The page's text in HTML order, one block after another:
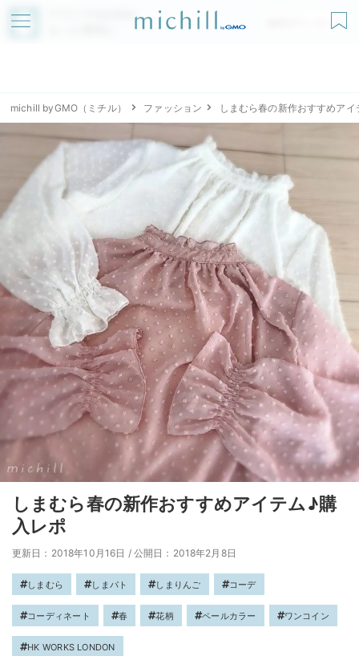
アプリでmichillが
無料ダウンロード
michill byGMO（ミチル） ファッション しまむら春の新作おすすめア
しまむら春の新作おすすめアイテム♪購
入レポ
更新日：2018年10月16日 / 公開日：2018年2月8日
しまむら しまパト しまりんご コーデ
コーディネート 春 花柄 ペールカラー ワンコイン
HK WORKS LONDON